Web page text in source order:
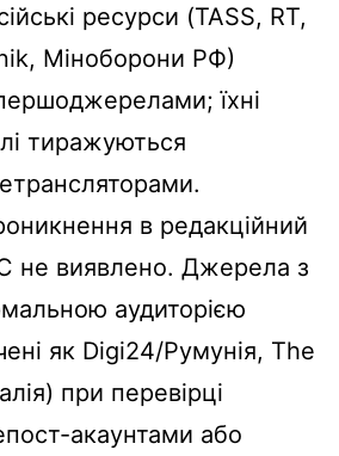
ресурси (TASS, RT,
Міноборони РФ)
їхні
тиражуються
в редакційний
не виявлено. Джерела з
аудиторією
як Digi24/Румунія, The
при перевірці
акаунтами або